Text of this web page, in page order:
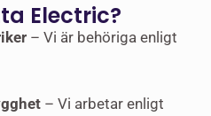
Electric?
– Vi är behöriga enligt
– Vi arbetar enligt